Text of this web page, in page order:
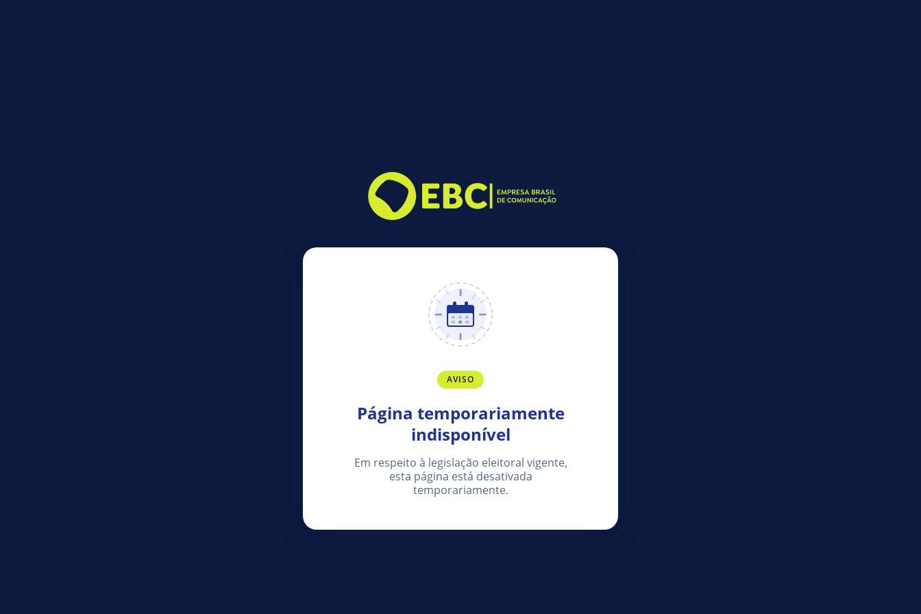
AVISO
Página temporariamente
indisponível
Em respeito à legislação eleitoral vigente,
esta página está desativada
temporariamente.